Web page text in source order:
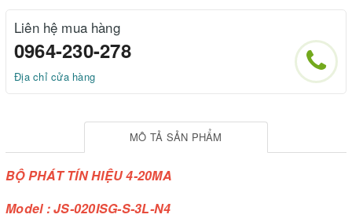
Liên hệ mua hàng
0964-230-278
Địa chỉ cửa hàng
MÔ TẢ SẢN PHẨM
BỘ PHÁT TÍN HIỆU 4-20MA
Model :JS-020ISG-S-3L-N4